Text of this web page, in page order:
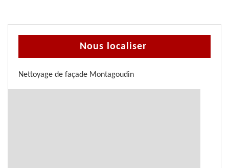
Nous localiser
Nettoyage de façade Montagoudin